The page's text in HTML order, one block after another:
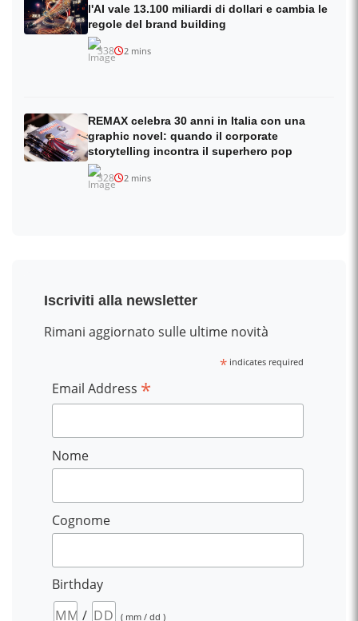
l'AI vale 13.100 miliardi di dollari e cambia le
regole del brand building
338 2 mins
REMAX celebra 30 anni in Italia con una
graphic novel: quando il corporate
storytelling incontra il superhero pop
328 2 mins
Iscriviti alla newsletter
Rimani aggiornato sulle ultime novità
*indicates required
Email Address *
Nome
Cognome
Birthday
/
( mm / dd )